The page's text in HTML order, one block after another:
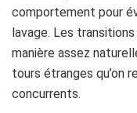
comportement pour
lavage. Les
manière assez
tours étranges qu’on
concurrents.